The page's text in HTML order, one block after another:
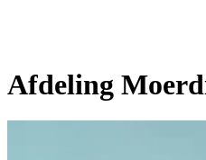
Afdeling